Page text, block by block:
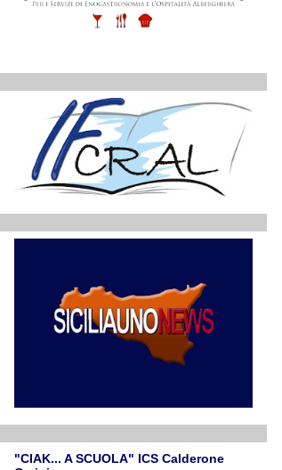
"CIAK... A SCUOLA" ICS Calderone